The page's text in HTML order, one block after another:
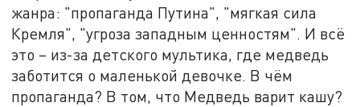
жанра: "пропаганда Путина", "мягкая сила
Кремля", "угроза западным ценностям". И всё
это – из-за детского мультика, где медведь
заботится о маленькой девочке. В чём
пропаганда? В том, что Медведь варит кашу?